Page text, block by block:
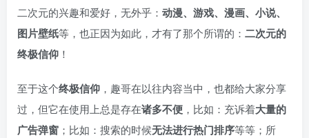
二次元的兴趣和爱好，无外乎： 动漫、游戏、漫画、小说、
图片壁纸等，也正因为如此，才有了那个所谓的： 二次元的
终极信仰 ！
至于这个终极信仰 ，趣哥在以往内容当中，也都给大家分享
过，但它在使用上总是存在诸多不便 ，比如：充诉着大量的
广告弹窗 ；比如：搜索的时候无法进行热门排序等等；所